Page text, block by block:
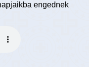
engednek